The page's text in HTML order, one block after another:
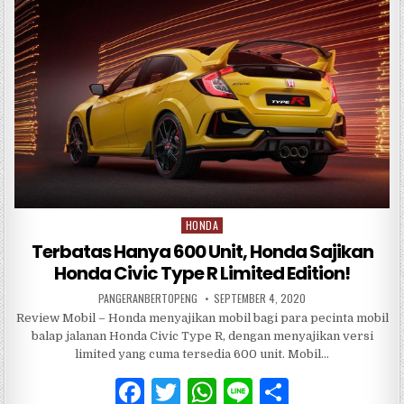
e
b
o
o
k
te
r
s
A
p
p
e
Posted
in
HONDA
Terbatas Hanya 600 Unit, Honda Sajikan
Honda Civic Type R Limited Edition!
PANGERANBERTOPENG SEPTEMBER 4, 2020
Review Mobil – Honda menyajikan mobil bagi para pecinta mobil
balap jalanan Honda Civic Type R, dengan menyajikan versi
limited yang cuma tersedia 600 unit. Mobil…
F
T
W Li